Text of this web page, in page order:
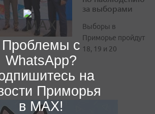
за выборами
Выборы в
Приморье пройдут
18, 19 и 20
Проблемы с
WhatsApp?
на
Приморья
в MAX!